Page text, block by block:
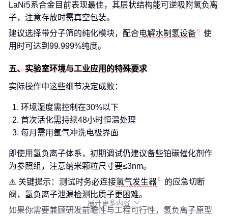
LaNi5系合金目前表现最佳，其层状结构能可逆吸附氢负离
子，注意存放时需真空包装。
建议选择带分子筛的纯化模块，配合电解水制氢设备
使
用时可达到99.999%纯度。
五、实验室环境与工业应用的特殊要求
实际操作中这些细节决定成败：
环境湿度需控制在30%以下
首次活化需持续48小时恒温处理
每月需用氩气冲洗电极界面
即使用氢负离子体系，初期调试仍建议备些铂碳催化剂作
为参照组，注意纳米颗粒尺寸要≤3nm。
⚠️ 关键提示：测试时务必连接氢气发生器
的应急切断
阀，氢负离子泄漏检测比质子更困难。
如果你需要兼顾研发前瞻性与工程可行性，氢负离子原型
展开更多内容 